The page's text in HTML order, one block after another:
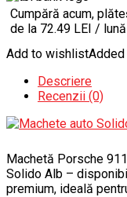
Cumpără acum,
de la 72.49 LEI / lună
Add to wishlist
Descriere
Recenzii (0)
Machetă Porsche
Solido Alb –
premium, ideală